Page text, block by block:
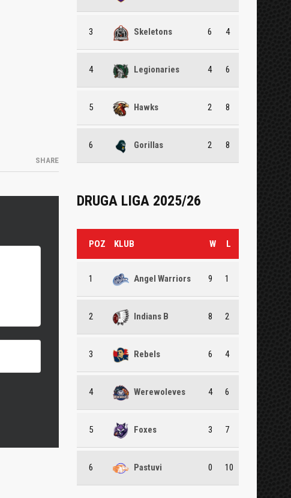
SHARE
3 Skeletons 6 4
4 Legionaries 4 6
5 Hawks 2 8
6 Gorillas 2 8
DRUGA LIGA 2025/26
POZ KLUB W L
1 Angel Warriors 9 1
2 Indians B 8 2
3 Rebels 6 4
4 Werewoleves 4 6
5 Foxes 3 7
6 Pastuvi 0 10